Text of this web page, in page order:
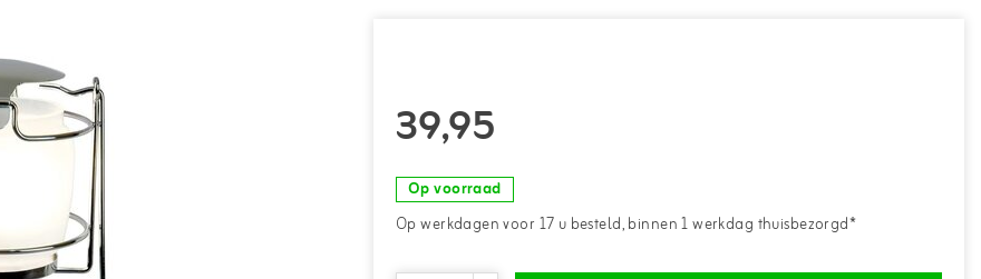
39,95
Op voorraad
Op werkdagen voor 17 u besteld, binnen 1 werkdag thuisbezorgd*